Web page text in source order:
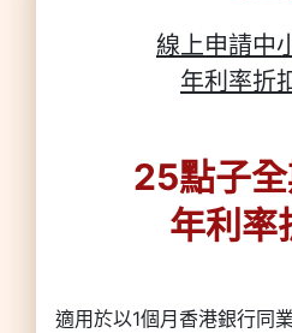
線上申請中
年利率折
25點子
年利率
適用於以1個月香港銀行同